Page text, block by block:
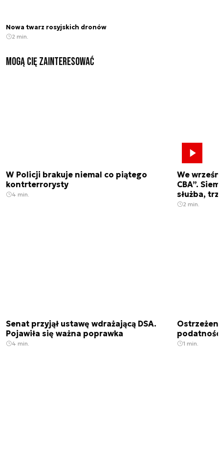
Nowa twarz rosyjskich dronów
2 min.
Mogą Cię zainteresować
W Policji brakuje niemal co piątego
kontrterrorysty
4 min.
We
CBA”.
służba,
2 min.
Senat przyjął ustawę wdrażającą DSA.
Pojawiła się ważna poprawka
4 min. 1 min.